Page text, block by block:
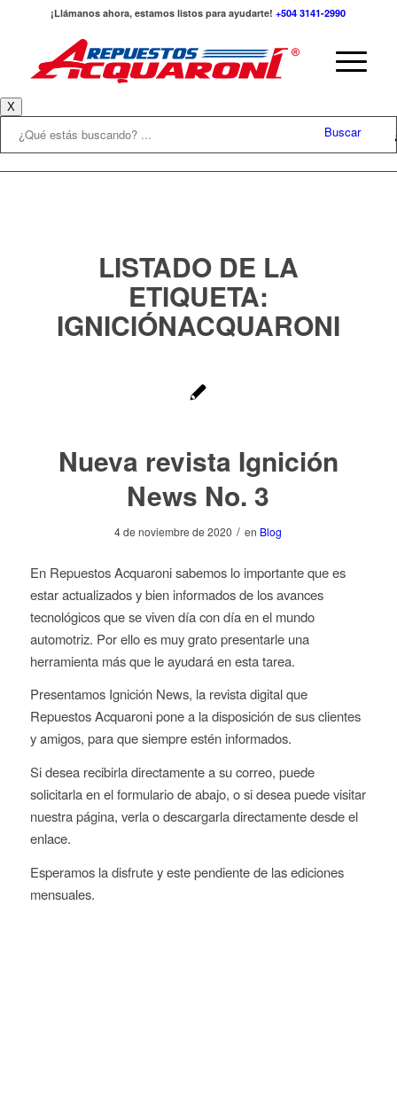
¡Llámanos ahora, estamos listos para ayudarte!+504 3141-2990
Buscar
X
LISTADO DE LA
ETIQUETA:
IGNICIÓNACQUARONI
Nueva revista Ignición
News No. 3
4 de noviembre de 2020 / en Blog
En Repuestos Acquaroni sabemos lo importante que es
estar actualizados y bien informados de los avances
tecnológicos que se viven día con día en el mundo
automotriz. Por ello es muy grato presentarle una
herramienta más que le ayudará en esta tarea.
Presentamos Ignición News, la revista digital que
Repuestos Acquaroni pone a la disposición de sus clientes
y amigos, para que siempre estén informados.
Si desea recibirla directamente a su correo, puede
solicitarla en el formulario de abajo, o si desea puede visitar
nuestra página, verla o descargarla directamente desde el
enlace.
Esperamos la disfrute y este pendiente de las ediciones
mensuales.